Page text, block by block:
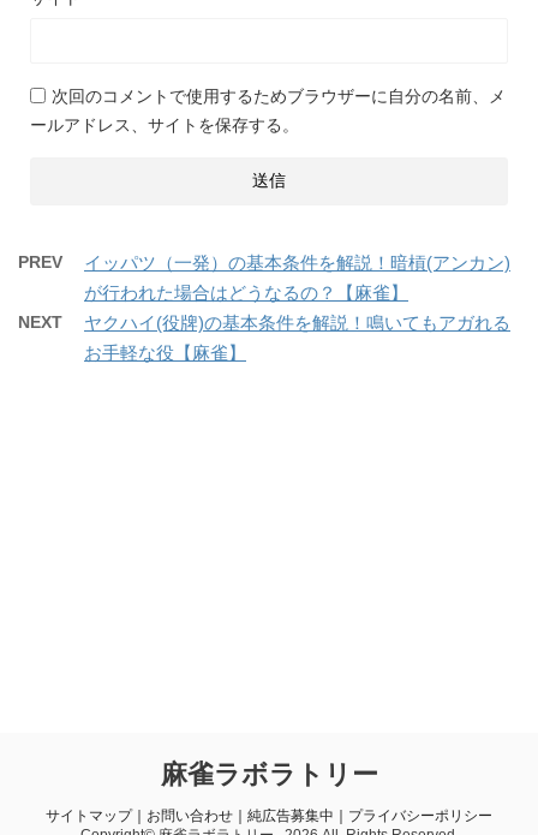
次回のコメントで使用するためブラウザーに自分の名前、メ
ールアドレス、サイトを保存する。
PREV
イッパツ（一発）の基本条件を解説！暗槓(アンカン)
が行われた場合はどうなるの？【麻雀】
NEXT
ヤクハイ(役牌)の基本条件を解説！鳴いてもアガれる
お手軽な役【麻雀】
麻雀ラボラトリー
サイトマップ｜ お問い合わせ ｜ 純広告募集中 ｜ プライバシーポリシー